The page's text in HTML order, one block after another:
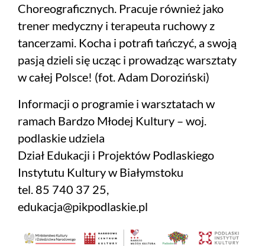
Choreograficznych. Pracuje również jako
trener medyczny i terapeuta ruchowy z
tancerzami. Kocha i potrafi tańczyć, a swoją
pasją dzieli się ucząc i prowadząc warsztaty
w całej Polsce! (fot. Adam Doroziński)
Informacji o programie i warsztatach w
ramach Bardzo Młodej Kultury – woj.
podlaskie udziela
Dział Edukacji i Projektów Podlaskiego
Instytutu Kultury w Białymstoku
tel. 85 740 37 25,
edukacja@pikpodlaskie.pl